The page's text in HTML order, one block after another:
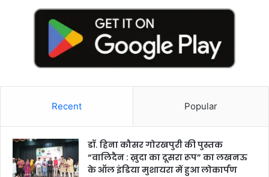
Recent Popular
डॉ. हिना कौसर गोरखपुरी की पुस्तक
“वालिदैन : ख़ुदा का दूसरा रूप” का लखनऊ
के ऑल इंडिया मुशायरा में हुआ लोकार्पण